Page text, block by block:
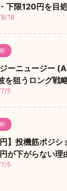
下限120円を目
18
ジーニュージー
を狙うロング戦
5
円】投機筋ポジ
が下がらない理
5